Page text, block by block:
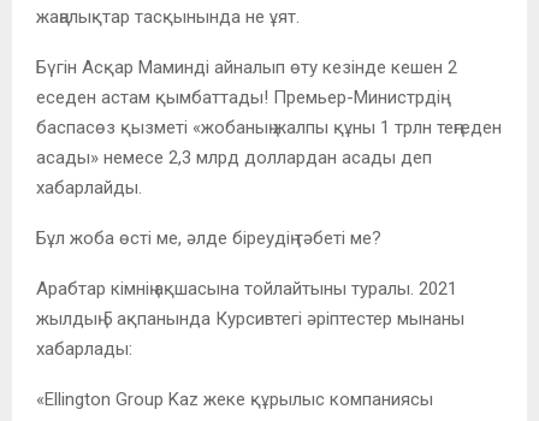
жаңалықтар тасқынында не ұят.
Бүгін Асқар Маминді айналып өту кезінде кешен 2
еседен астам қымбаттады! Премьер-Министрдің
баспасөз қызметі «жобаның жалпы құны 1 трлн теңгеден
асады» немесе 2,3 млрд доллардан асады деп
хабарлайды.
Бұл жоба өсті ме, әлде біреудің тәбеті ме?
Арабтар кімнің ақшасына тойлайтыны туралы. 2021
жылдың 5 ақпанында Курсивтегі әріптестер мынаны
хабарлады:
«Ellington Group Kaz жеке құрылыс компаниясы